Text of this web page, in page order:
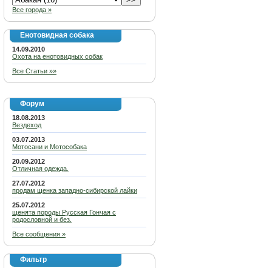
Все города »
Енотовидная собака
14.09.2010
Охота на енотовидных собак
Все Статьи »»
Форум
18.08.2013
Вездеход
03.07.2013
Мотосани и Мотособака
20.09.2012
Отличная одежда.
27.07.2012
продам щенка западно-сибирской лайки
25.07.2012
щенята породы Русская Гончая с
родословной и без.
Все сообщения »
Фильтр